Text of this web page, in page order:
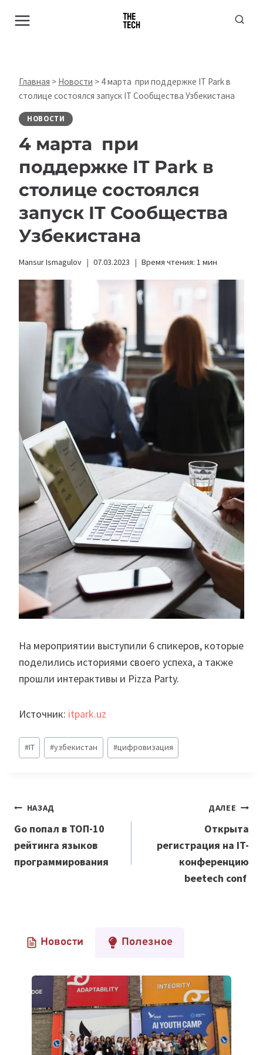
Главная > Новости > 4 марта при поддержке IT Park в
столице состоялся запуск IT Сообщества Узбекистана
НОВОСТИ
4 марта при
поддержке IT Park в
столице состоялся
запуск IT Сообщества
Узбекистана
Mansur Ismagulov 07.03.2023 Время чтения: 1 мин
На мероприятии выступили 6 спикеров, которые
поделились историями своего успеха, а также
прошли интерактивы и Pizza Party.
Источник: itpark.uz
Метки
записи:
#IT #узбекистан #цифровизация
Навигация
по
записям
НАЗАД
Go попал в ТОП-10
рейтинга языков
программирования
ДАЛЕЕ
Открыта
регистрация на IT-
конференцию
beetech conf
Новости Полезное